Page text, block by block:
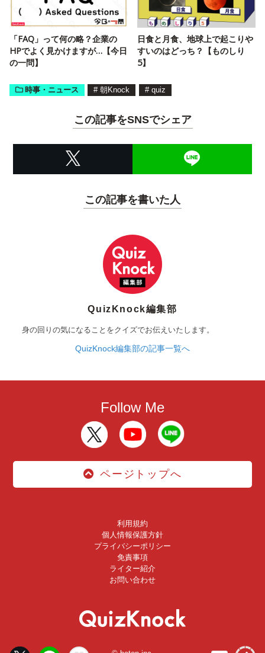
「FAQ」って何の略？企業の
HPでよく見かけますが…【今日
の一問】
日食と月食、地球上で起こりや
すいのはどっち？【ものしり
5】
時事・ニュース # 朝Knock # quiz
この記事をSNSでシェア
この記事を書いた人
QuizKnock編集部
身の回りの気になることをクイズでお伝えいたします。
QuizKnock編集部の記事一覧へ
Follow Me
ページトップへ
利用規約
個人情報保護方針
プライバシーポリシー
免責事項
ライター紹介
お問い合わせ